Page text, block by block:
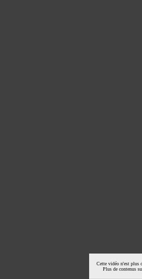
Cette vidéo n'est plus
Plus de contenus